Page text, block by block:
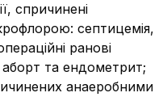
спричинені
септицемія,
ранові
аборт та ендометрит;
анаеробними